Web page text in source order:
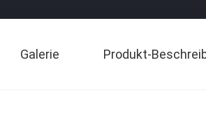
Galerie Produkt-